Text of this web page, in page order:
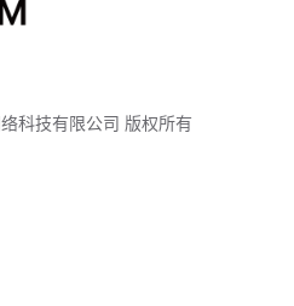
科技有限公司 版权所有